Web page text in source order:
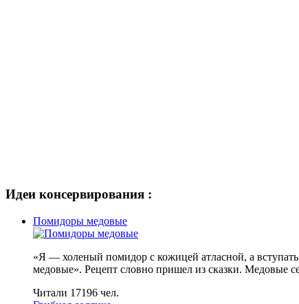
Идеи консервирования :
Помидоры медовые
«Я — холеный помидор с кожицей атласной, а
медовые». Рецепт словно пришел из сказки. Медовые
Читали 17196 чел.